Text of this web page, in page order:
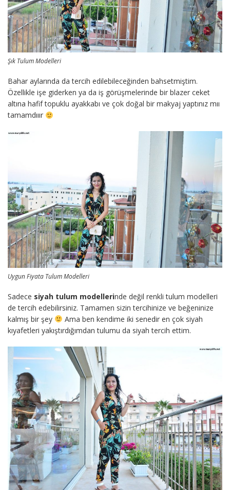
Şık Tulum Modelleri
Bahar aylarında da tercih edilebileceğinden bahsetmiştim.
Özellikle işe giderken ya da iş görüşmelerinde bir blazer ceket
altına hafif topuklu ayakkabı ve çok doğal bir makyaj yaptınız mıı
tamamdııır
Uygun Fiyata Tulum Modelleri
Sadece siyah tulum modellerinde değil renkli tulum modelleri
de tercih edebilirsiniz. Tamamen sizin tercihinize ve beğeninize
kalmış bir şey
Ama ben kendime iki senedir en çok siyah
kıyafetleri yakıştırdığımdan tulumu da siyah tercih ettim.